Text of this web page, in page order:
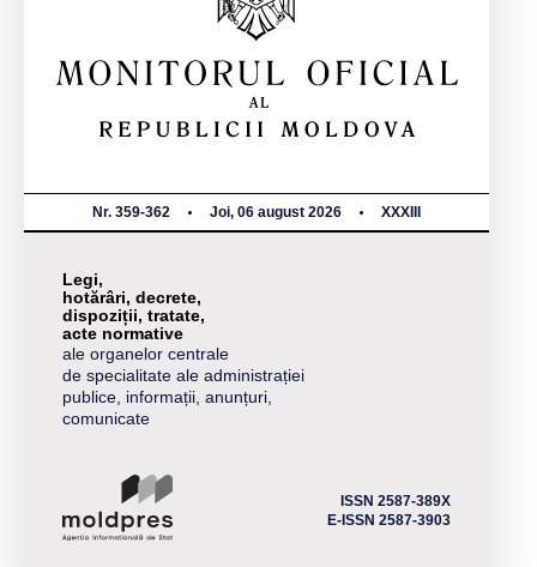
Nr. 359-362 Joi, 06 august 2026 XXXIII
Legi,
hotărâri, decrete,
dispoziții, tratate,
acte normative
ale organelor centrale
de specialitate ale administrației
publice, informații, anunțuri,
comunicate
ISSN 2587-389X
E-ISSN 2587-3903